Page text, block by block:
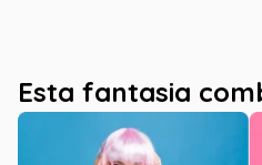
Esta fantasia